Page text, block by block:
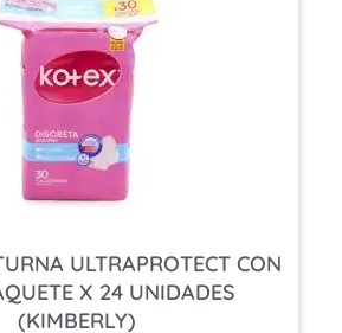
ULTRAPROTECT CON
X 24 UNIDADES
(KIMBERLY)